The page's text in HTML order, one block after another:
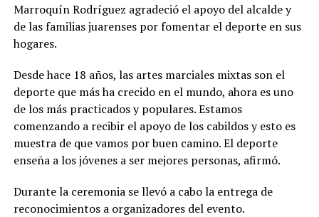
Marroquín Rodríguez agradeció el apoyo del alcalde y
de las familias juarenses por fomentar el deporte en sus
hogares.
Desde hace 18 años, las artes marciales mixtas son el
deporte que más ha crecido en el mundo, ahora es uno
de los más practicados y populares. Estamos
comenzando a recibir el apoyo de los cabildos y esto es
muestra de que vamos por buen camino. El deporte
enseña a los jóvenes a ser mejores personas, afirmó.
Durante la ceremonia se llevó a cabo la entrega de
reconocimientos a organizadores del evento.